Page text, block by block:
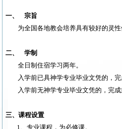
一、
宗旨
为全国各地教会培养具有较好的灵
二、
学制
全日制住宿学习两年。
入学前已具神学专业毕业文凭的，
入学前无神学专业毕业文凭的，完
三、课程设置
1、专业课程，为必修课。